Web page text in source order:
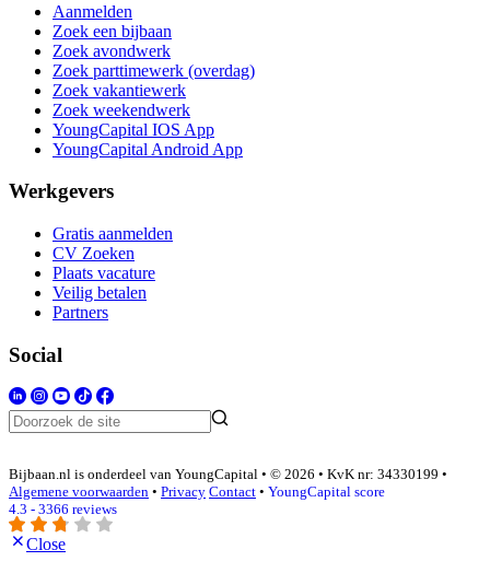
Aanmelden
Zoek een bijbaan
Zoek avondwerk
Zoek parttimewerk (overdag)
Zoek vakantiewerk
Zoek weekendwerk
YoungCapital IOS App
YoungCapital Android App
Werkgevers
Gratis aanmelden
CV Zoeken
Plaats vacature
Veilig betalen
Partners
Social
Bijbaan.nl is onderdeel van YoungCapital • © 2026 • KvK nr: 34330199 •
Algemene voorwaarden • Privacy Contact • YoungCapital score
4.3 - 3366 reviews
Close